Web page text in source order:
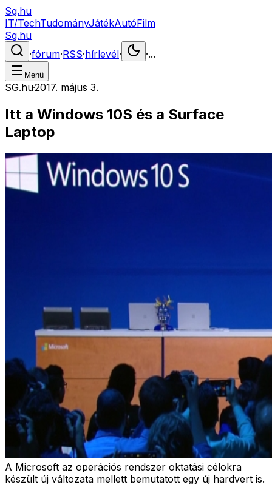
Sg.hu
IT/TechTudományJátékAutóFilm
Sg.hu
·fórum·RSS·hírlevél· ·...
Menü
SG.hu·2017. május 3.
Itt a Windows 10S és a Surface
Laptop
A Microsoft az operációs rendszer oktatási célokra
készült új változata mellett bemutatott egy új hardvert is.